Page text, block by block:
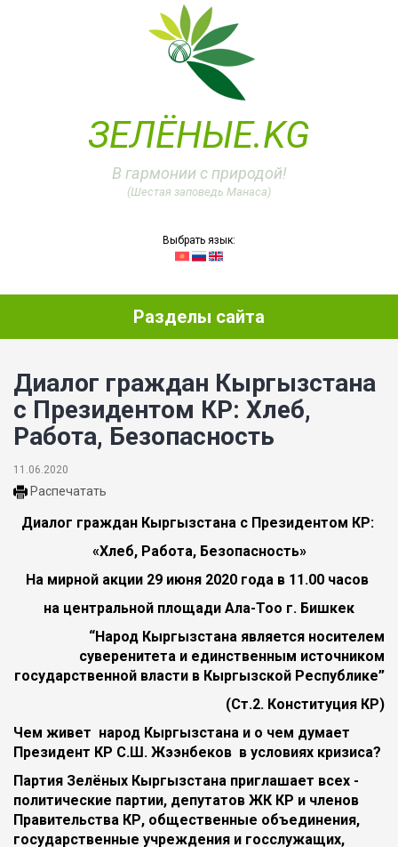
ЗЕЛЁНЫЕ.KG
В гармонии с природой!
(Шестая заповедь Манаса)
Выбрать язык:
Разделы сайта
Диалог граждан Кыргызстана
с Президентом КР: Хлеб,
Работа, Безопасность
11.06.2020
Распечатать
Диалог граждан Кыргызстана с Президентом КР:
«Хлеб, Работа, Безопасность»
На мирной акции 29 июня 2020 года в 11.00 часов
на центральной площади Ала-Тоо г. Бишкек
“Народ Кыргызстана является носителем
суверенитета и единственным источником
государственной власти в Кыргызской Республике”
(Ст.2. Конституция КР)
Чем живет народ Кыргызстана и о чем думает
Президент КР С.Ш. Жээнбеков в условиях кризиса?
Партия Зелёных Кыргызстана приглашает всех -
политические партии, депутатов ЖК КР и членов
Правительства КР, общественные объединения,
государственные учреждения и госслужащих,